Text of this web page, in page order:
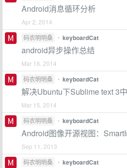
Android消息循环分析
Apr 2, 2014
码农明明桑
• keyboardCat
android异步操作总结
Mar 16, 2014
码农明明桑
• keyboardCat
解决Ubuntu下Sublime text 3
Mar 15, 2014
码农明明桑
• keyboardCat
Android图像开源视图：
Sep 11, 2013
码农明明桑
• keyboardCat